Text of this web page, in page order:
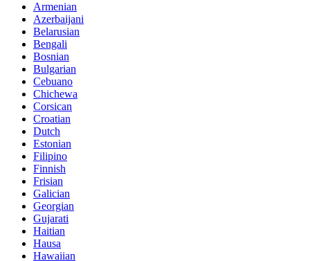
Armenian
Azerbaijani
Belarusian
Bengali
Bosnian
Bulgarian
Cebuano
Chichewa
Corsican
Croatian
Dutch
Estonian
Filipino
Finnish
Frisian
Galician
Georgian
Gujarati
Haitian
Hausa
Hawaiian